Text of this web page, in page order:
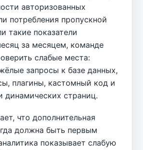
авторизованных
потребления пропускной
такие показатели
за месяцем, команде
слабые места:
запросы к базе данных,
плагины, кастомный код и
динамических страниц.
что дополнительная
должна быть первым
показывает слабую